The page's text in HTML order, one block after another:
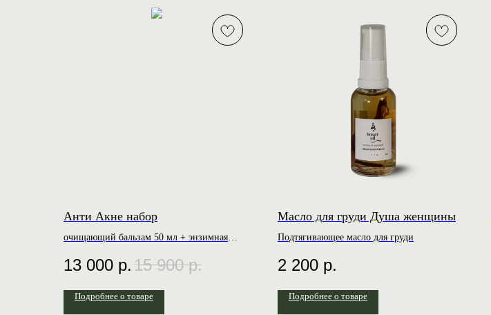
Анти Акне набор
очищающий бальзам 50 мл + энзимная
сыворотка бакучиол 30 мл + крем healing 50
использования
13 000 р.15 900 р.
Подробнее о товаре
Масло для груди Душа женщины
Подтягивающее масло для груди
2 200 р.
Подробнее о товаре